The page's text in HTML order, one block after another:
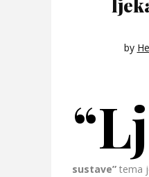
by
“Lj
sustave” tema